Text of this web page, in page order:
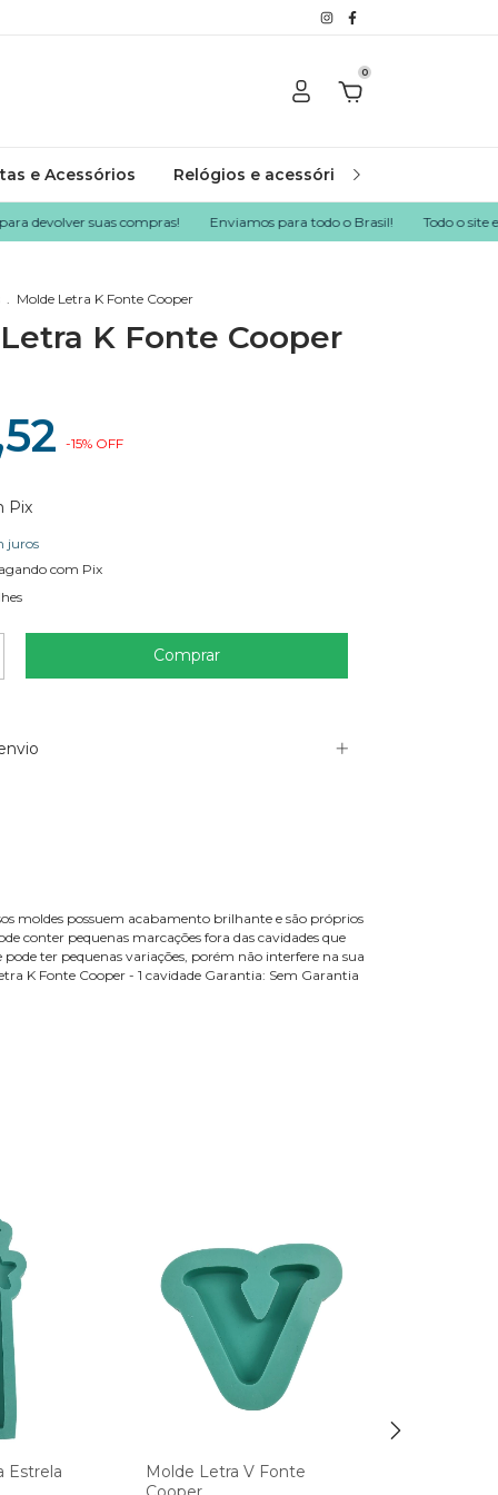
0
e Acessórios Relógios e acessórios
suas compras! Enviamos para todo o Brasil! Todo o site em
. Molde Letra K Fonte Cooper
K Fonte Cooper
-15% OFF
Pix
juros
com Pix
moldes possuem acabamento brilhante e são próprios
conter pequenas marcações fora das cavidades que
ter pequenas variações, porém não interfere na sua
K Fonte Cooper - 1 cavidade Garantia: Sem Garantia
Estrela
Molde Letra V Fonte